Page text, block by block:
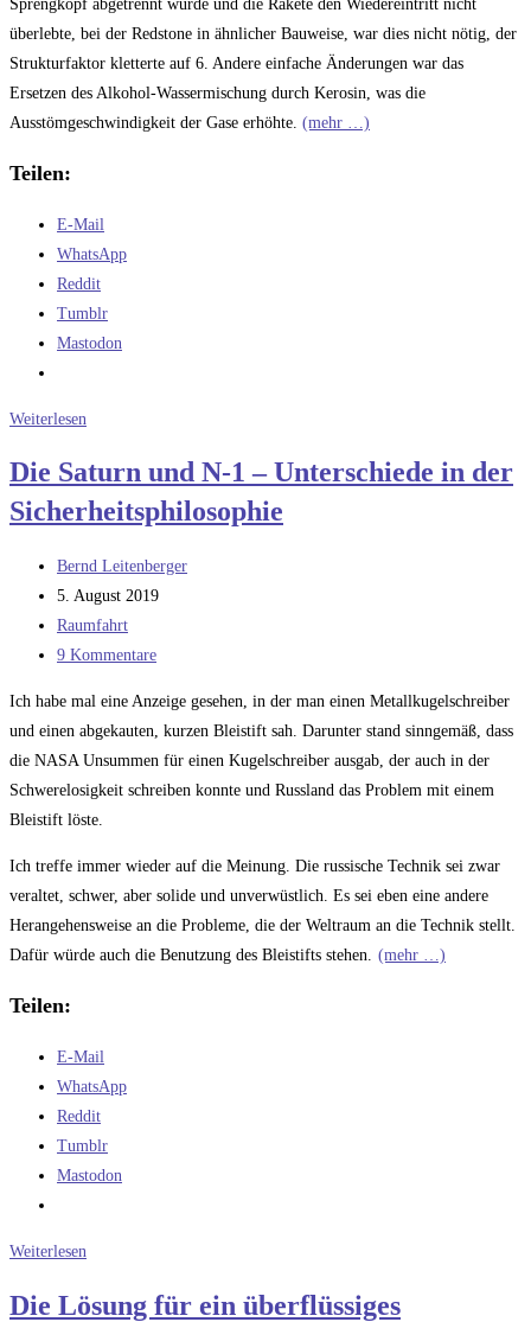
Sprengkopf abgetrennt wurde und die Rakete den Wiedereintritt nicht
überlebte, bei der Redstone in ähnlicher Bauweise, war dies nicht nötig, der
Strukturfaktor kletterte auf 6. Andere einfache Änderungen war das
Ersetzen des Alkohol-Wassermischung durch Kerosin, was die
Ausstömgeschwindigkeit der Gase erhöhte. (mehr …)
Teilen:
E-Mail
WhatsApp
Reddit
Tumblr
Mastodon
Weiterlesen
Lösung
–
umgehen,
anstatt
sie
zu
Teil
Die Saturn und N-1 – Unterschiede in der
Sicherheitsphilosophie
Beitrags-
Autor:
Bernd Leitenberger
Beitrag
veröffentlicht:
5. August 2019
Beitrags-
Kategorie:
Raumfahrt
Beitrags-
9 Kommentare
Ich habe mal eine Anzeige gesehen, in der man einen Metallkugelschreiber
und einen abgekauten, kurzen Bleistift sah. Darunter stand sinngemäß, dass
die NASA Unsummen für einen Kugelschreiber ausgab, der auch in der
Schwerelosigkeit schreiben konnte und Russland das Problem mit einem
Bleistift löste.
Ich treffe immer wieder auf die Meinung. Die russische Technik sei zwar
veraltet, schwer, aber solide und unverwüstlich. Es sei eben eine andere
Herangehensweise an die Probleme, die der Weltraum an die Technik stellt.
Dafür würde auch die Benutzung des Bleistifts stehen. (mehr …)
Teilen:
E-Mail
WhatsApp
Reddit
Tumblr
Mastodon
Weiterlesen
und
Die Lösung für ein überflüssiges